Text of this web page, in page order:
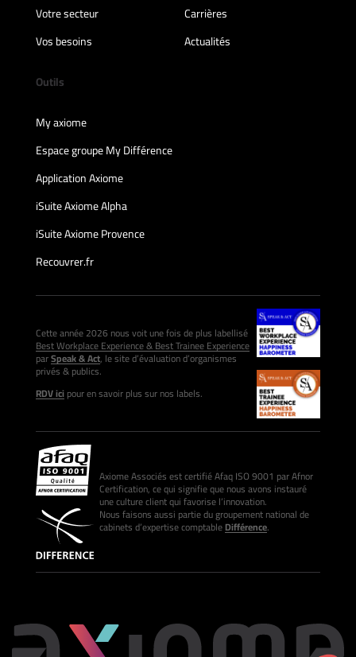
Votre secteur
Carrières
Vos besoins
Actualités
Outils
My axiome
Espace groupe My Différence
Application Axiome
iSuite Axiome Alpha
iSuite Axiome Provence
Recouvrer.fr
Cette année 2026 nous voit une fois de plus labellisé
Best Workplace Experience & Best Trainee Experience
parSpeak & Act, le site d’évaluation d’organismes
privés & publics.
RDV icipour en savoir plus sur nos labels.
Axiome Associés est certifié Afaq ISO 9001 par Afnor
Certification, ce qui signifie que nous avons instauré
une culture client qui favorise l’innovation.
Nous faisons aussi partie du groupement national de
cabinets d’expertise comptableDifférence.